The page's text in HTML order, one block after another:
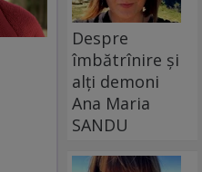
Despre
îmbătrînire și
alți demoni
Ana Maria
SANDU